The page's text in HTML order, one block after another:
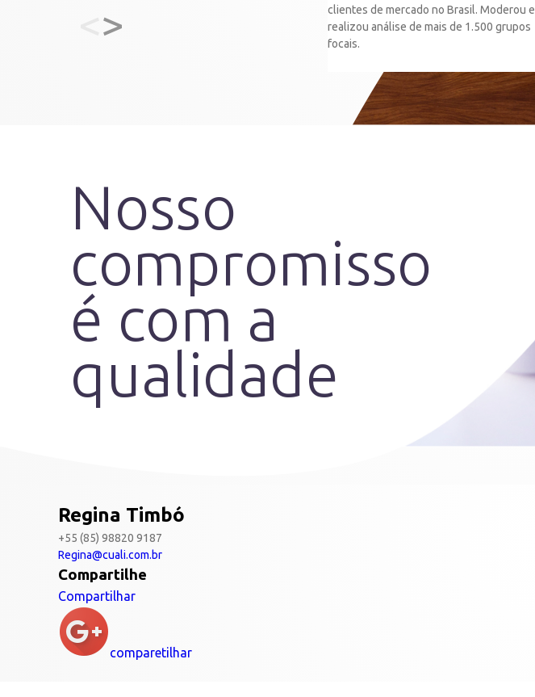
clientes de mercado no Brasil. Moderou e
realizou análise de mais de 1.500 grupos
focais.
>
Nosso
compromisso
é com a
qualidade
Regina Timbó
+55 (85) 98820 9187
Regina@cuali.com.br
Compartilhe
Compartilhar
comparetilhar